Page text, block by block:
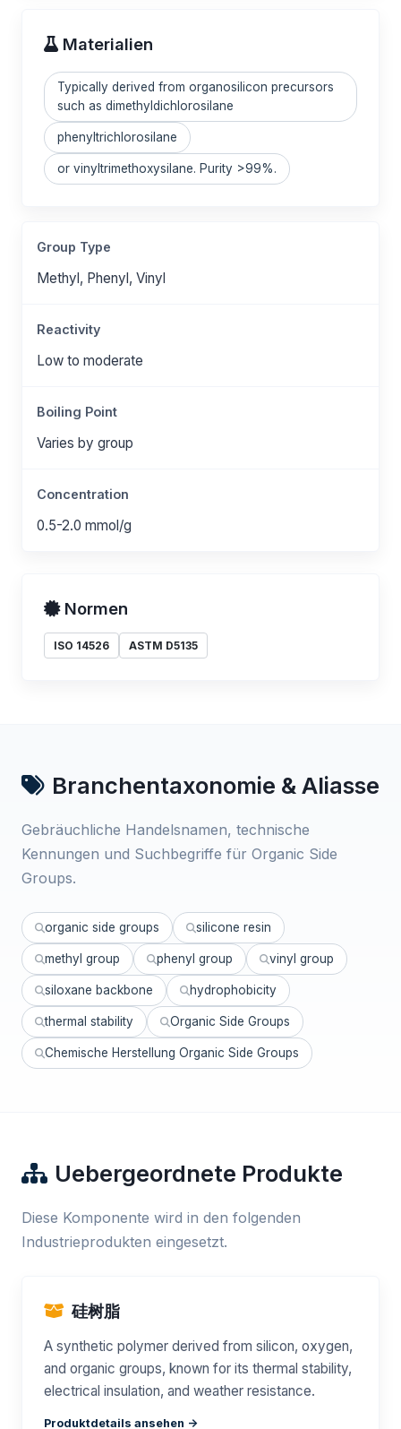
Materialien
Typically derived from organosilicon precursors
such as dimethyldichlorosilane
phenyltrichlorosilane
or vinyltrimethoxysilane. Purity >99%.
Group Type
Methyl, Phenyl, Vinyl
Reactivity
Low to moderate
Boiling Point
Varies by group
Concentration
0.5-2.0 mmol/g
Normen
ISO 14526 ASTM D5135
Branchentaxonomie & Aliasse
Gebräuchliche Handelsnamen, technische
Kennungen und Suchbegriffe für Organic Side
Groups.
organic side groups silicone resin
methyl group phenyl group vinyl group
siloxane backbone hydrophobicity
thermal stability Organic Side Groups
Chemische Herstellung Organic Side Groups
Uebergeordnete Produkte
Diese Komponente wird in den folgenden
Industrieprodukten eingesetzt.
硅树脂
A synthetic polymer derived from silicon, oxygen,
and organic groups, known for its thermal stability,
electrical insulation, and weather resistance.
Produktdetails ansehen ->